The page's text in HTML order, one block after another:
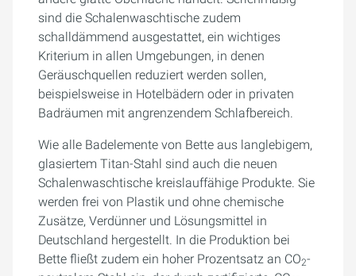
sind die Schalenwaschtische zudem
schalldämmend ausgestattet, ein wichtiges
Kriterium in allen Umgebungen, in denen
Geräuschquellen reduziert werden sollen,
beispielsweise in Hotelbädern oder in privaten
Badräumen mit angrenzendem Schlafbereich.
Wie alle Badelemente von Bette aus langlebigem,
glasiertem Titan-Stahl sind auch die neuen
Schalenwaschtische kreislauffähige Produkte. Sie
werden frei von Plastik und ohne chemische
Zusätze, Verdünner und Lösungsmittel in
Deutschland hergestellt. In die Produktion bei
Bette fließt zudem ein hoher Prozentsatz an CO2-